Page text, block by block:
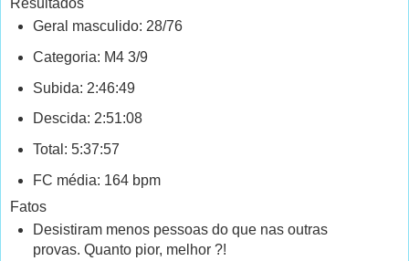
Geral masculido: 28/76
Categoria: M4 3/9
Subida: 2:46:49
Descida: 2:51:08
Total: 5:37:57
FC média: 164 bpm
Fatos
Desistiram menos pessoas do que nas outras
provas. Quanto pior, melhor ?!